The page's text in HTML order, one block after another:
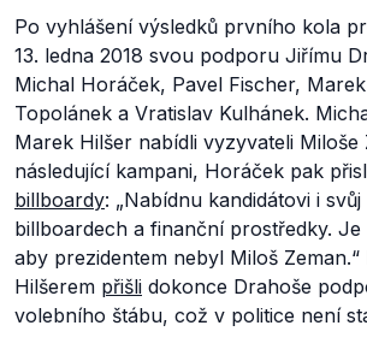
Po vyhlášení výsledků prvního kola
13. ledna 2018 svou podporu Jiřímu
Michal Horáček, Pavel Fischer,
Topolánek a Vratislav Kulhánek.
Marek Hilšer nabídli vyzyvateli Miloše
následující kampani, Horáček pak
billboardy: „Nabídnu kandidátovi i
billboardech a finanční prostředky. Je
aby prezidentem nebyl Miloš Zeman.“
Hilšerem přišli dokonce Drahoše
volebního štábu, což v politice není